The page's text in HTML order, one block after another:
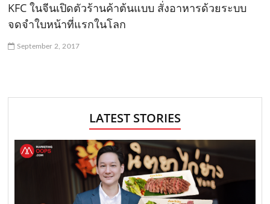
KFC ในจีนเปิดตัวร้านค้าต้นแบบ สั่งอาหารด้วยระบบ
จดจำใบหน้าที่แรกในโลก
September 2, 2017
LATEST STORIES